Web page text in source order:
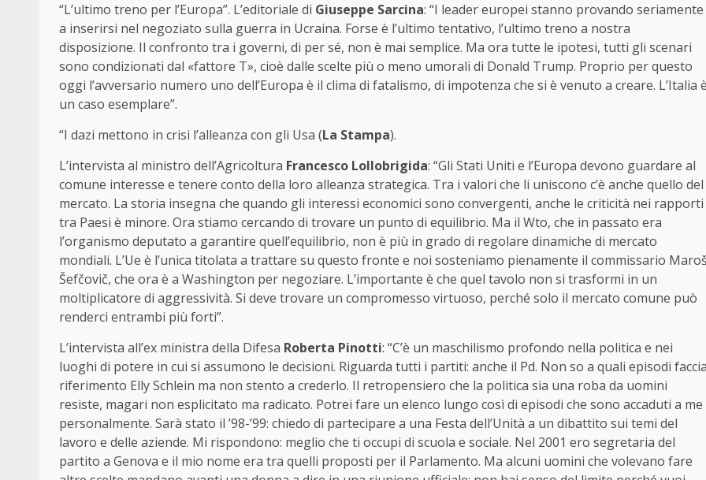
“L’ultimo treno per l’Europa”. L’editoriale di Giuseppe Sarcina: “I leader europei stanno provando seriamente
a inserirsi nel negoziato sulla guerra in Ucraina. Forse è l’ultimo tentativo, l’ultimo treno a nostra
disposizione. Il confronto tra i governi, di per sé, non è mai semplice. Ma ora tutte le ipotesi, tutti gli scenari
sono condizionati dal «fattore T», cioè dalle scelte più o meno umorali di Donald Trump. Proprio per questo
oggi l’avversario numero uno dell’Europa è il clima di fatalismo, di impotenza che si è venuto a creare. L’Italia
un caso esemplare”.
“I dazi mettono in crisi l’alleanza con gli Usa (La Stampa).
L’intervista al ministro dell’Agricoltura Francesco Lollobrigida: “Gli Stati Uniti e l’Europa devono guardare al
comune interesse e tenere conto della loro alleanza strategica. Tra i valori che li uniscono c’è anche quello del
mercato. La storia insegna che quando gli interessi economici sono convergenti, anche le criticità nei rapporti
tra Paesi è minore. Ora stiamo cercando di trovare un punto di equilibrio. Ma il Wto, che in passato era
l’organismo deputato a garantire quell’equilibrio, non è più in grado di regolare dinamiche di mercato
mondiali. L’Ue è l’unica titolata a trattare su questo fronte e noi sosteniamo pienamente il commissario
Šefčovič, che ora è a Washington per negoziare. L’importante è che quel tavolo non si trasformi in un
moltiplicatore di aggressività. Si deve trovare un compromesso virtuoso, perché solo il mercato comune può
renderci entrambi più forti”.
L’intervista all’ex ministra della Difesa Roberta Pinotti: “C’è un maschilismo profondo nella politica e nei
luoghi di potere in cui si assumono le decisioni. Riguarda tutti i partiti: anche il Pd. Non so a quali episodi
riferimento Elly Schlein ma non stento a crederlo. Il retropensiero che la politica sia una roba da uomini
resiste, magari non esplicitato ma radicato. Potrei fare un elenco lungo così di episodi che sono accaduti a me
personalmente. Sarà stato il ’98-’99: chiedo di partecipare a una Festa dell’Unità a un dibattito sui temi del
lavoro e delle aziende. Mi rispondono: meglio che ti occupi di scuola e sociale. Nel 2001 ero segretaria del
partito a Genova e il mio nome era tra quelli proposti per il Parlamento. Ma alcuni uomini che volevano fare